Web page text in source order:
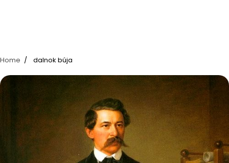
Home dalnok búja